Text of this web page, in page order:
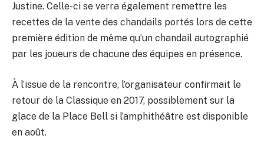
Justine. Celle-ci se verra également remettre les
recettes de la vente des chandails portés lors de cette
première édition de même qu’un chandail autographié
par les joueurs de chacune des équipes en présence.
À l’issue de la rencontre, l’organisateur confirmait le
retour de la Classique en 2017, possiblement sur la
glace de la Place Bell si l’amphithéâtre est disponible
en août.